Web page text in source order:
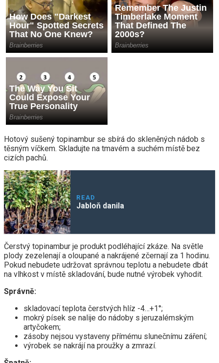
Hotový sušený topinambur se sbírá do skleněných nádob s
těsným víčkem. Skladujte na tmavém a suchém místě bez
cizích pachů.
READ
Jabloň danila
Čerstvý topinambur je produkt podléhající zkáze. Na světle
plody zezelenají a oloupané a nakrájené zčernají za 1 hodinu.
Pokud nebudete udržovat správnou teplotu a nebudete dbát
na vlhkost v místě skladování, bude nutné výrobek vyhodit.
Správně:
skladovací teplota čerstvých hlíz -4…+1°;
mokrý písek se nalije do nádoby s jeruzalémským
artyčokem;
zásoby nejsou vystaveny přímému slunečnímu záření;
výrobek se nakrájí na proužky a zmrazí.